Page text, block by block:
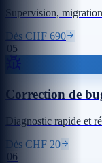
Supervision,
Dès CHF 690
05
Correction de
Diagnostic rapide et
Dès CHF 20
06